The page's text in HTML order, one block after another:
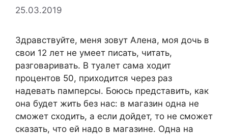
25.03.2019
Здравствуйте, меня зовут Алена, моя дочь в
свои 12 лет не умеет писать, читать,
разговаривать. В туалет сама ходит
процентов 50, приходится через раз
надевать памперсы. Боюсь представить, как
она будет жить без нас: в магазин одна не
сможет сходить, а если дойдет, то не сможет
сказать, что ей надо в магазине. Одна на